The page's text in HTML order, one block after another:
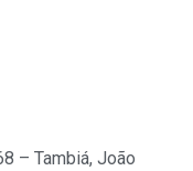
– Tambiá, João